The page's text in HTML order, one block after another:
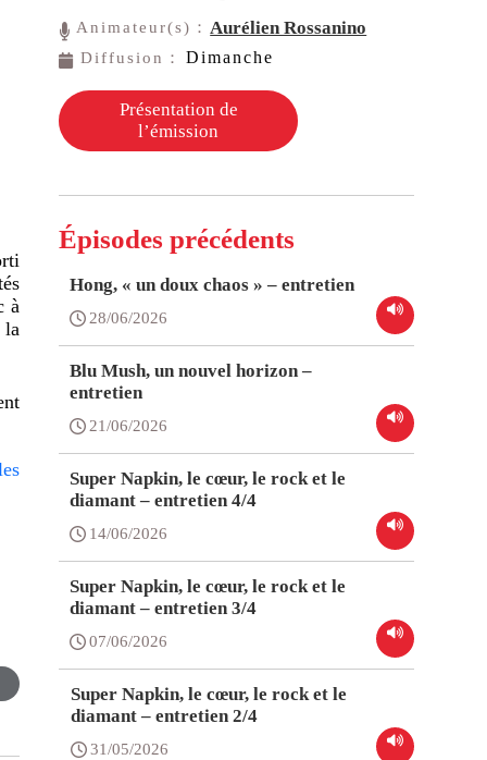
à
la
Animateur(s)： Aurélien Rossanino
Diffusion： Dimanche
Présentation de
l’émission
Épisodes précédents
Hong, « un doux chaos » – entretien
28/06/2026
Blu Mush, un nouvel horizon –
entretien
21/06/2026
Super Napkin, le cœur, le rock et le
diamant – entretien 4/4
14/06/2026
Super Napkin, le cœur, le rock et le
diamant – entretien 3/4
07/06/2026
Super Napkin, le cœur, le rock et le
diamant – entretien 2/4
31/05/2026